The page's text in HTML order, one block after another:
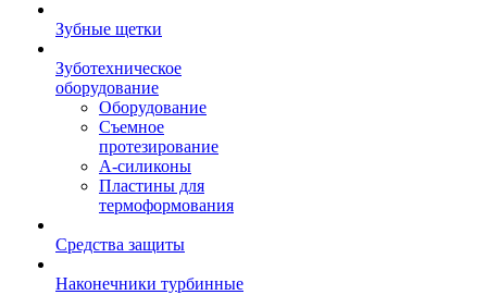
Зубные щетки
Зуботехническое
оборудование
Оборудование
Съемное
протезирование
А-силиконы
Пластины для
термоформования
Средства защиты
Наконечники турбинные